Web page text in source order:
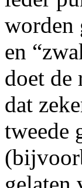
worden
en
doet de
dat
tweede